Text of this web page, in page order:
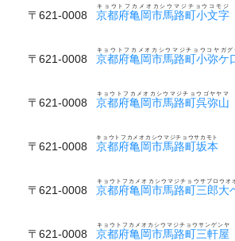
〒621-0008 京都府亀岡市馬路町小文字
キョウトフカメオカシウマジチョウコモジ
〒621-0008 京都府亀岡市馬路町小弥ケ
キョウトフカメオカシウマジチョウコヤガグ
〒621-0008 京都府亀岡市馬路町呉弥山
キョウトフカメオカシウマジチョウゴヤヤマ
〒621-0008 京都府亀岡市馬路町坂本
キョウトフカメオカシウマジチョウサカモト
〒621-0008 京都府亀岡市馬路町三郎大
キョウトフカメオカシウマジチョウサブロウオ
〒621-0008 京都府亀岡市馬路町三軒屋
キョウトフカメオカシウマジチョウサンゲンヤ